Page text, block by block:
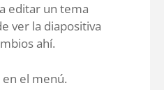
editar un tema
ver la diapositiva
ahí.
en el menú.